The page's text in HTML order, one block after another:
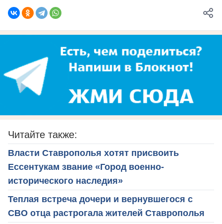
Читайте также:
Власти Ставрополья хотят присвоить
Ессентукам звание «Город военно-
исторического наследия»
Теплая встреча дочери и вернувшегося с
СВО отца растрогала жителей Ставрополья